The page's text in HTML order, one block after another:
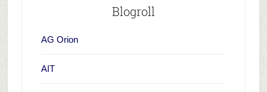
Blogroll
AG Orion
AIT